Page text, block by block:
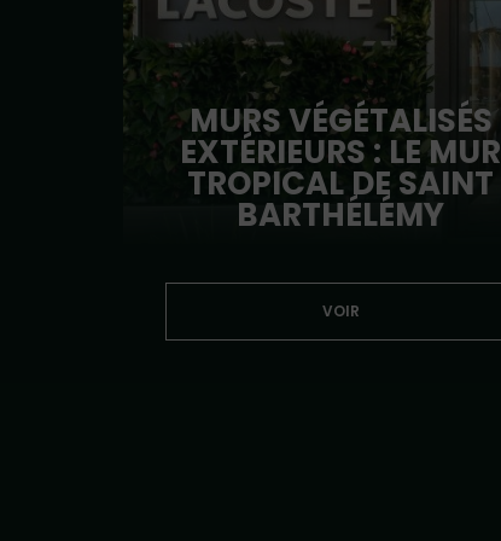
MURS VÉGÉTALISÉS
EXTÉRIEURS : LE MUR
TROPICAL DE SAINT
BARTHÉLÉMY
VOIR